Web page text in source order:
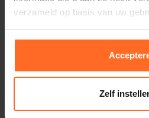
verzameld op basis van uw
Zelf
-20%